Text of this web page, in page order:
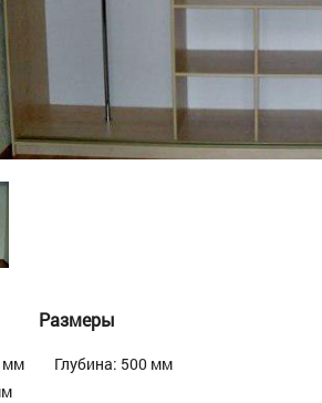
Размеры
мм
Глубина: 500 мм